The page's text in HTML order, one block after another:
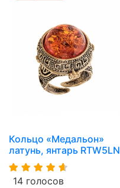
Кольцо «Медальон»
латунь, янтарь RTW5LN
14 голосов